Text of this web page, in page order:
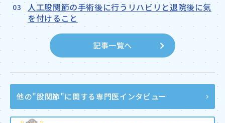
人工股関節の手術後に行うリハビリと退院後に気
を付けること
記事一覧へ
他の"股関節"に関する専門医インタビュー